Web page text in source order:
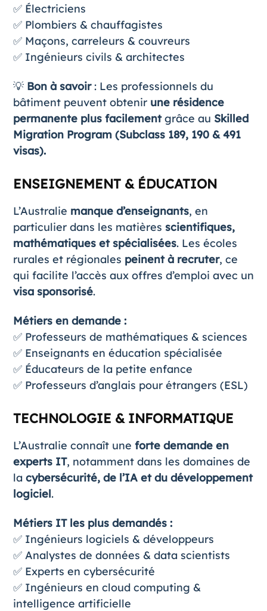
✅ Électriciens
✅ Plombiers & chauffagistes
✅ Maçons, carreleurs & couvreurs
✅ Ingénieurs civils & architectes
💡 Bon à savoir: Les professionnels du
bâtiment peuvent obtenir une résidence
permanente plus facilementgrâce au Skilled
Migration Program (Subclass 189, 190 & 491
visas).
ENSEIGNEMENT & ÉDUCATION
L’Australie manque d’enseignants, en
particulier dans les matières scientifiques,
mathématiques et spécialisées. Les écoles
rurales et régionales peinent à recruter, ce
qui facilite l’accès aux offres d’emploi avec un
visa sponsorisé.
Métiers en demande :
✅ Professeurs de mathématiques & sciences
✅ Enseignants en éducation spécialisée
✅ Éducateurs de la petite enfance
✅ Professeurs d’anglais pour étrangers (ESL)
TECHNOLOGIE & INFORMATIQUE
L’Australie connaît une forte demande en
experts IT, notamment dans les domaines de
la cybersécurité, de l’IA et du développement
logiciel.
Métiers IT les plus demandés :
✅ Ingénieurs logiciels & développeurs
✅ Analystes de données & data scientists
✅ Experts en cybersécurité
✅ Ingénieurs en cloud computing &
intelligence artificielle